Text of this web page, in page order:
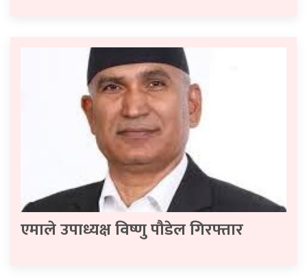
एमाले उपाध्यक्ष विष्णु पौडेल गिरफ्तार